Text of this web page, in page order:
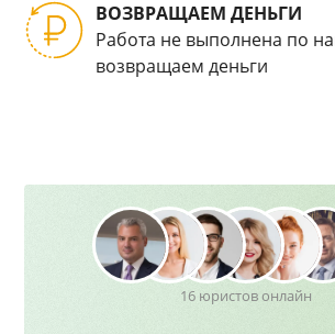
ВОЗВРАЩАЕМ ДЕНЬГИ
Работа не выполнена по
возвращаем деньги
16 юристов онлайн